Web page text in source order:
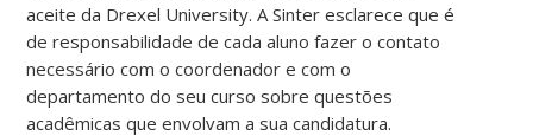
aceite da Drexel University. A Sinter esclarece que é
de responsabilidade de cada aluno fazer o contato
necessário com o coordenador e com o
departamento do seu curso sobre questões
acadêmicas que envolvam a sua candidatura.